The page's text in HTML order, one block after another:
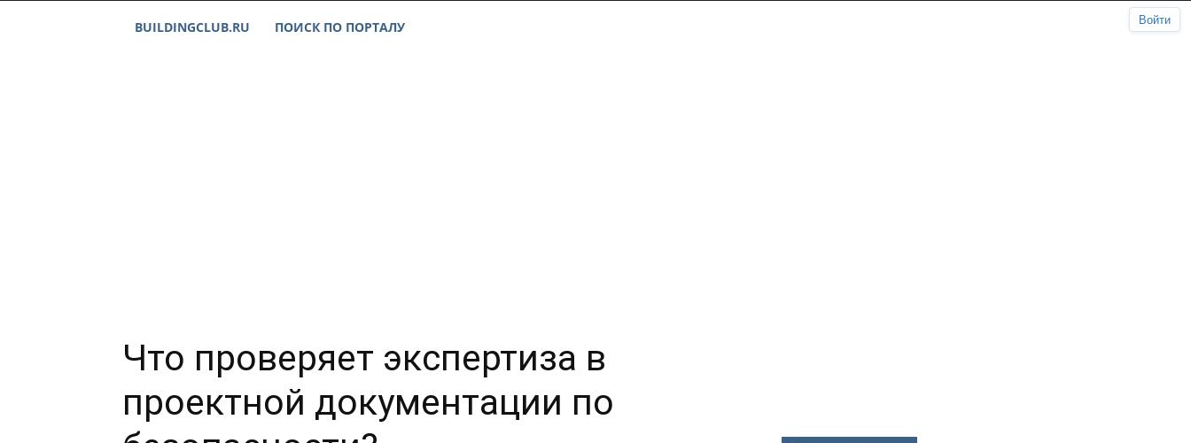
BUILDINGCLUB.RU ПОИСК ПО ПОРТАЛУ
Что проверяет экспертиза в
проектной документации по
Войти